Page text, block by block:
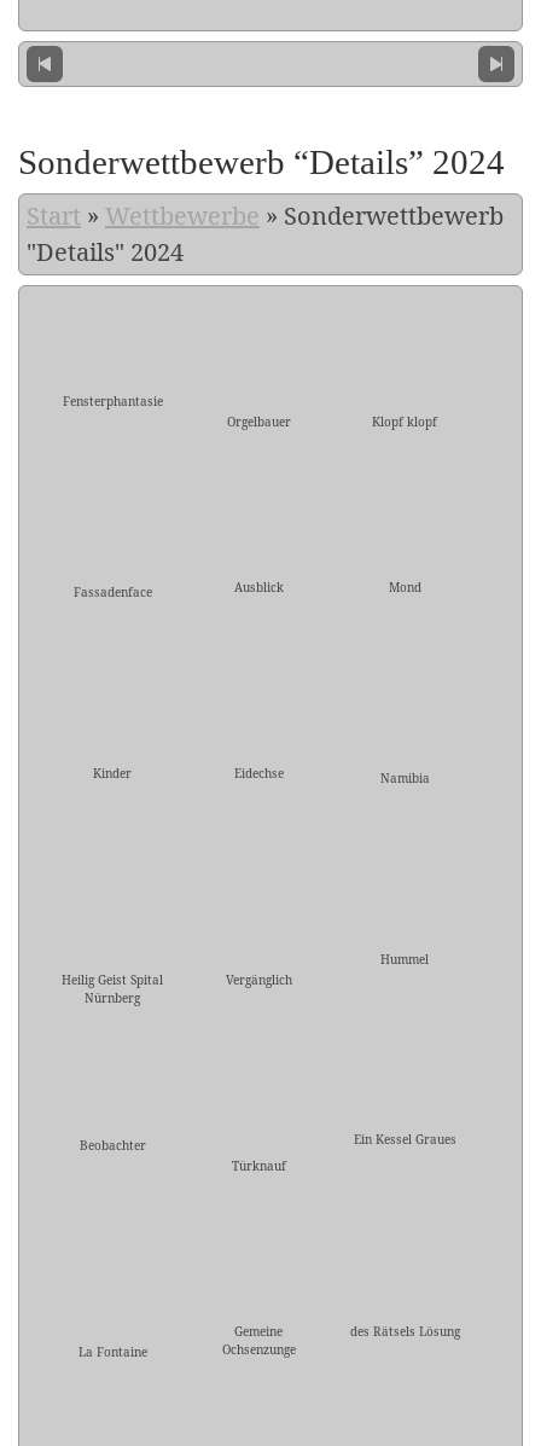
Sonderwettbewerb “Details” 2024
Start » Wettbewerbe » Sonderwettbewerb
"Details" 2024
Fensterphantasie
Orgelbauer
Klopf klopf
Fassadenface Ausblick Mond
Kinder Eidechse Namibia
Heilig Geist Spital
Nürnberg
Vergänglich
Hummel
Beobachter
Türknauf
Ein Kessel Graues
La Fontaine
Gemeine
Ochsenzunge
des Rätsels Lösung